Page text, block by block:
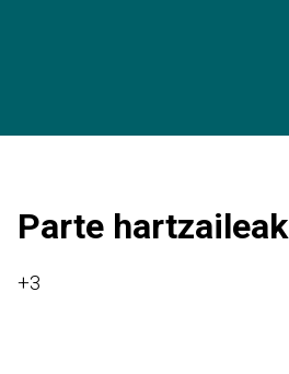
Parte hartzaileak
+3